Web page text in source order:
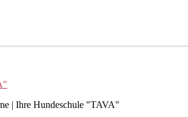
| Ihre Hundeschule "TAVA"